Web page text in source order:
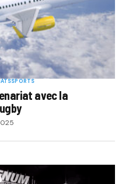
SPORTS
avec la